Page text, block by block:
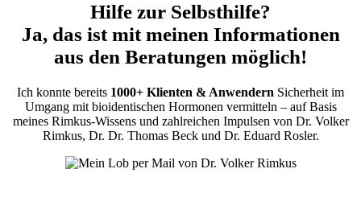
Hilfe zur Selbsthilfe?
Ja, das ist mit meinen Informationen
aus den Beratungen möglich!
Ich konnte bereits 1000+ Klienten & Anwendern Sicherheit im
Umgang mit bioidentischen Hormonen vermitteln – auf Basis
meines Rimkus-Wissens und zahlreichen Impulsen von Dr. Volker
Rimkus, Dr. Dr. Thomas Beck und Dr. Eduard Rosler.